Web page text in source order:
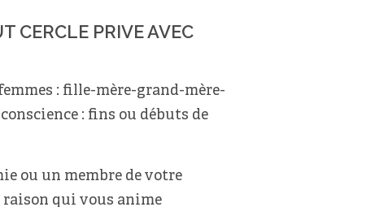
CERCLE PRIVE AVEC
: fille-mère-grand-mère-
: fins ou débuts de
ou un membre de votre
raison qui vous anime